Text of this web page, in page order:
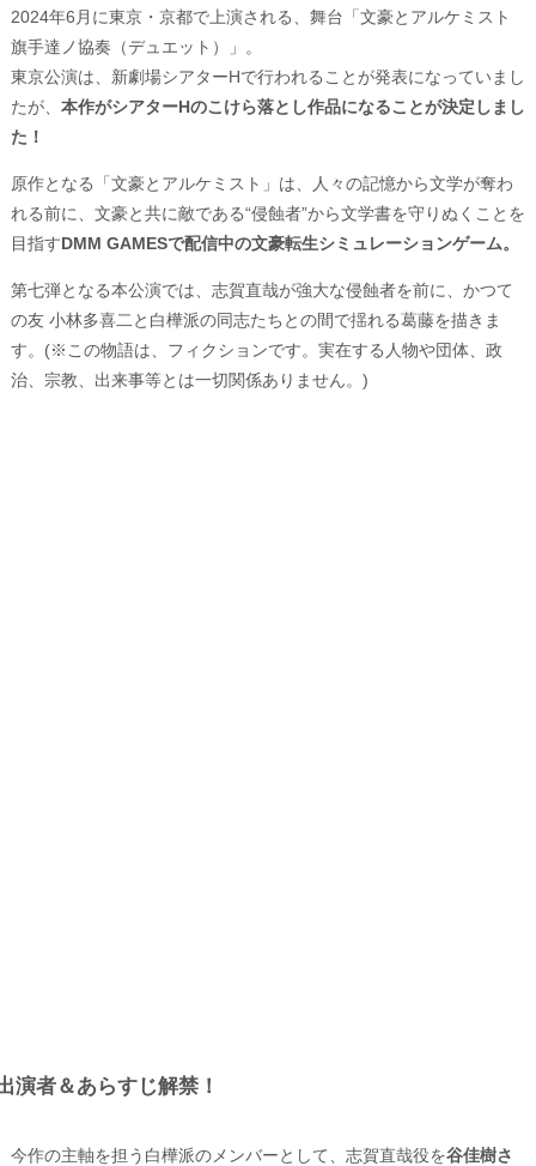
2024年6月に東京・京都で上演される、舞台「文豪とアルケミスト
旗手達ノ協奏（デュエット）」。
東京公演は、新劇場シアターHで行われることが発表になっていまし
たが、 本作がシアターHのこけら落とし作品になることが決定しまし
た！
原作となる「文豪とアルケミスト」は、人々の記憶から文学が奪わ
れる前に、文豪と共に敵である“侵蝕者”から文学書を守りぬくことを
目指すDMM GAMESで配信中の文豪転生シミュレーションゲーム。
第七弾となる本公演では、志賀直哉が強大な侵蝕者を前に、かつて
の友 小林多喜二と白樺派の同志たちとの間で揺れる葛藤を描きま
す。(※この物語は、フィクションです。実在する人物や団体、政
治、宗教、出来事等とは一切関係ありません。)
演者＆あらすじ解禁！
今作の主軸を担う白樺派のメンバーとして、志賀直哉役を谷佳樹さ